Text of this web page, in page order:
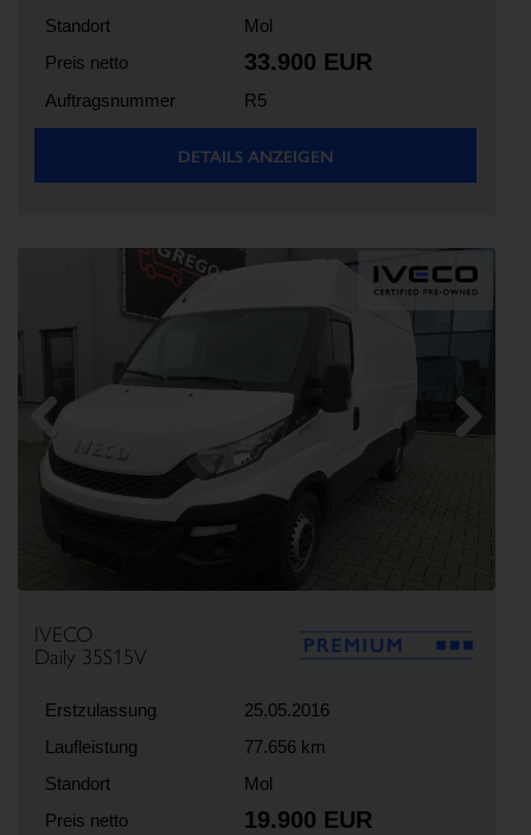
Standort
Mol
Preis netto
33.900 EUR
Auftragsnummer R5
DETAILS ANZEIGEN
Previous
IVECO
Daily 35S15V
Erstzulassung
25.05.2016
Laufleistung
77.656 km
Standort
Mol
Preis netto
19.900 EUR